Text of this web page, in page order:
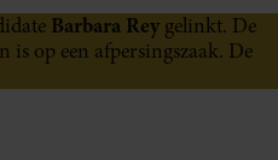
Barbara Rey gelinkt. De
is op een afpersingszaak. De